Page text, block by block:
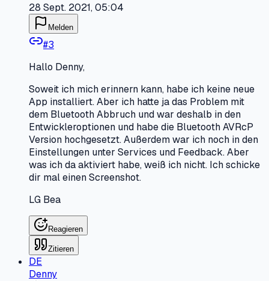
28 Sept. 2021, 05:04
Melden
#3
Hallo Denny,
Soweit ich mich erinnern kann, habe ich keine neue
App installiert. Aber ich hatte ja das Problem mit
dem Bluetooth Abbruch und war deshalb in den
Entwickleroptionen und habe die Bluetooth AVRcP
Version hochgesetzt. Außerdem war ich noch in den
Einstellungen unter Services und Feedback. Aber
was ich da aktiviert habe, weiß ich nicht. Ich schicke
dir mal einen Screenshot.
LG Bea
Reagieren
Zitieren
DE
Denny